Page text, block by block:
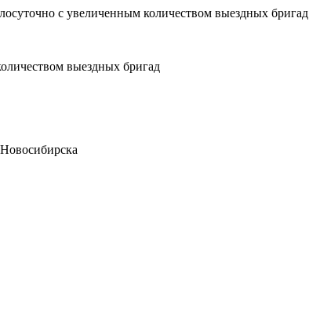
с увеличенным количеством выездных бригад
выездных бригад